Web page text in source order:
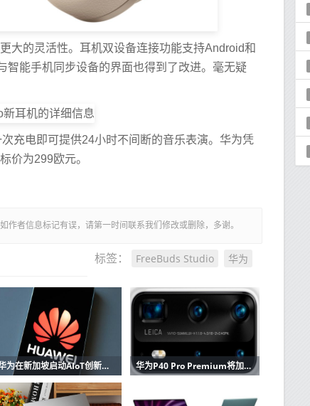
大的灵活性。耳机双设备连接功能支持Android和
能手机同步设备的界面也得到了改进。毫无疑
充电即可提供24小时不间断的音乐表演。华为凭
价为299欧元。
者信息标记有误，请第一时间联系我们修改或删除，多谢。
标签： FreeBuds Studio 华为
华为在新加坡启动AIoT创新训练营 华为P40 Pro Premium将加入P40和P40 Pro具有10倍变焦摄像头